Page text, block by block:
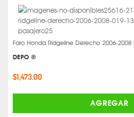
Faro Honda Ridgeline Derecho 2006-2008
DEPO ®
$1,473.00
AGREGAR